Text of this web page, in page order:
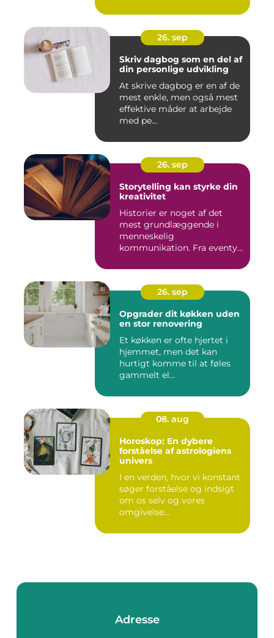
26. sep
Skriv dagbog som en del af
din personlige udvikling
At skrive dagbog er en af de
mest enkle, men også mest
effektive måder at arbejde
med pe...
26. sep
Storytelling kan styrke din
kreativitet
Historier er noget af det
mest grundlæggende i
menneskelig
kommunikation. Fra eventyr
26. sep
Opgrader dit køkken uden
en stor renovering
Et køkken er ofte hjertet i
hjemmet, men det kan
hurtigt komme til at føles
gammelt el...
08. aug
Horoskop: En dybere
forståelse af astrologiens
univers
I en verden, hvor vi konstant
søger forståelse og indsigt
om os selv og vores
omgivelse...
Adresse